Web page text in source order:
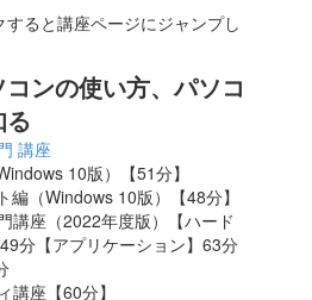
すると講座ページにジャンプし
コンの使い方、パソコ
講座
10版）【51分】
編（Windows 10版）【48分】
講座（2022年度版）【ハード
分【アプリケーション】63分
講座【60分】